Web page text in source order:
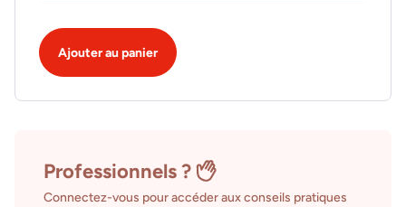
Ajouter au panier
Professionnels ?
Connectez-vous pour accéder aux conseils pratiques